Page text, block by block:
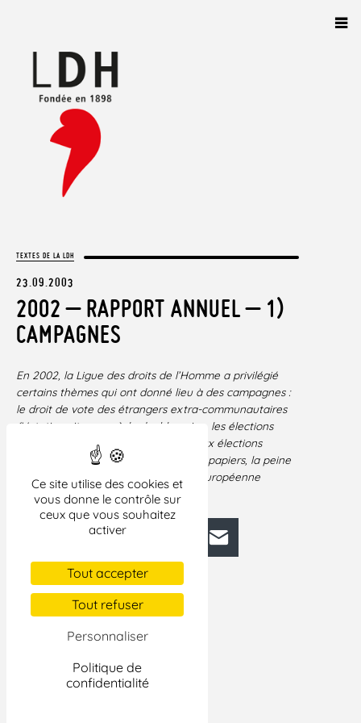
Ce site utilise des cookies et
vous donne le contrôle sur
ceux que vous souhaitez
activer
Tout accepter
Tout refuser
Personnaliser
Politique de
confidentialité
TEXTES DE LA LDH
23.09.2003
2002 – RAPPORT ANNUEL – 1)
CAMPAGNES
En 2002, la Ligue des droits de l’Homme a privilégié
certains thèmes qui ont donné lieu à des campagnes :
le droit de vote des étrangers extra-communautaires
(Votation citoyenne
), la double peine
, les élections
2002 (tous les événements relatifs aux élections
et législatives), les sans papiers, la peine
de mort en Chine
et la citoyenneté
européenne
(aravanes civiques pour l’Europe
FacebookBlueskyMastodonLinkedIn